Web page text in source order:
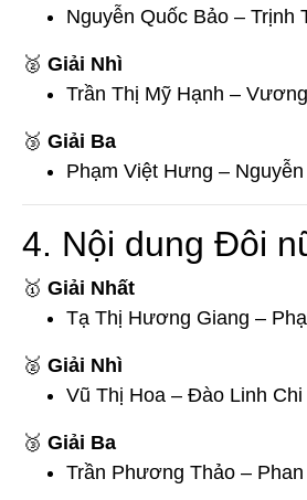
Nguyễn Quốc Bảo – Trịnh
🥈 Giải Nhì
Trần Thị Mỹ Hạnh –
🥉 Giải Ba
Phạm Việt Hưng –
4. Nội dung Đôi
🥇 Giải Nhất
Tạ Thị Hương Giang –
🥈 Giải Nhì
Vũ Thị Hoa – Đào Linh Chi
🥉 Giải Ba
Trần Phương Thảo –